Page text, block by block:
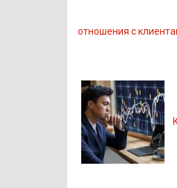
отношения с